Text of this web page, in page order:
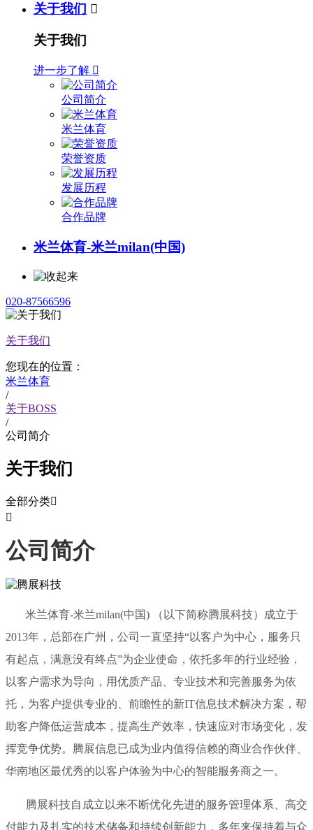
关于我们 
关于我们
进一步了解 
公司简介
米兰体育
荣誉资质
发展历程
合作品牌
米兰体育-米兰milan(中国)
020-87566596
关于我们
您现在的位置：
米兰体育
/
关于BOSS
/
公司简介
关于我们
全部分类

公司简介
米兰体育-米兰milan(中国) （以下简称腾展科技）成立于
2013年，总部在广州，公司一直坚持“以客户为中心，服务只
有起点，满意没有终点”为企业使命，依托多年的行业经验，
以客户需求为导向，用优质产品、专业技术和完善服务为依
托，为客户提供专业的、前瞻性的新IT信息技术解决方案，帮
助客户降低运营成本，提高生产效率，快速应对市场变化，发
挥竞争优势。腾展信息已成为业内值得信赖的商业合作伙伴、
华南地区最优秀的以客户体验为中心的智能服务商之一。
腾展科技自成立以来不断优化先进的服务管理体系、高交
付能力及扎实的技术储备和持续创新能力，多年来保持着与众